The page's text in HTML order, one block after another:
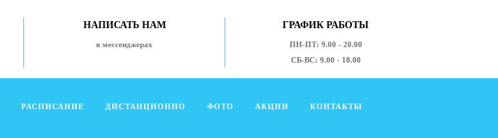
НАПИСАТЬ НАМ
в мессенджерах
ГРАФИК РАБОТЫ
ПН-ПТ: 9.00 - 20.00
СБ-ВС: 9.00 - 18.00
РАСПИСАНИЕ ДИСТАНЦИОННО ФОТО АКЦИИ
КОНТАКТЫ